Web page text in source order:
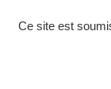
Ce site est